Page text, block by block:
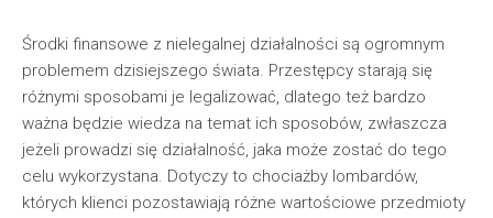
Środki finansowe z nielegalnej działalności są ogromnym
problemem dzisiejszego świata. Przestępcy starają się
różnymi sposobami je legalizować, dlatego też bardzo
ważna będzie wiedza na temat ich sposobów, zwłaszcza
jeżeli prowadzi się działalność, jaka może zostać do tego
celu wykorzystana. Dotyczy to chociażby lombardów,
których klienci pozostawiają różne wartościowe przedmioty